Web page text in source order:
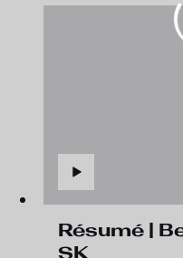
Résumé |
SK